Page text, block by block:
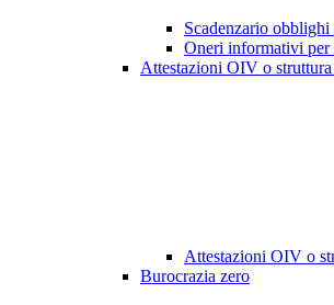
Scadenzario
Oneri informativi per
Attestazioni OIV o struttura
Attestazioni OIV o
Burocrazia zero